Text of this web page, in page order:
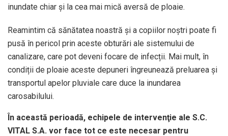
inundate chiar şi la cea mai mică aversă de ploaie.
Reamintim că sănătatea noastră și a copiilor noștri poate fi
pusă în pericol prin aceste obturări ale sistemului de
canalizare, care pot deveni focare de infecții. Mai mult, în
condiții de ploaie aceste depuneri îngreunează preluarea și
transportul apelor pluviale care duce la inundarea
carosabilului.
În această perioadă, echipele de intervenţie ale S.C.
VITAL S.A. vor face tot ce este necesar pentru